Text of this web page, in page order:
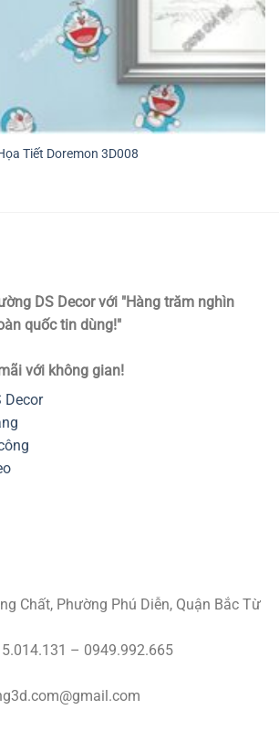
Tiết Doremon 3D008
DS Decor với "Hàng trăm nghìn
quốc tin dùng!"
Đẹp mãi với không gian!
Decor
Chất, Phường Phú Diễn, Quận Bắc Từ
– 0949.992.665